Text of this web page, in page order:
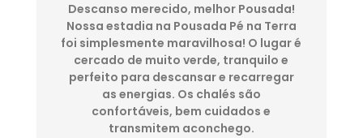
Descanso merecido, melhor Pousada!
Nossa estadia na Pousada Pé na Terra
foi simplesmente maravilhosa! O lugar é
cercado de muito verde, tranquilo e
perfeito para descansar e recarregar
as energias. Os chalés são
confortáveis, bem cuidados e
transmitem aconchego.